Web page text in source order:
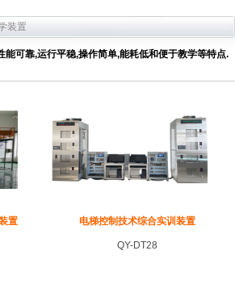
装置
可靠,运行平稳,操作简单,能耗低和便于教学等特点.
置 电梯控制技术综合实训装置
QY-DT28